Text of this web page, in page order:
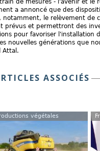
de mesures - l'avenir et le
a annoncé que des
le relèvement de
prévus et permettront des
pour favoriser l'installation
nouvelles générations que
Attal.
ASSOCIÉS
végétales